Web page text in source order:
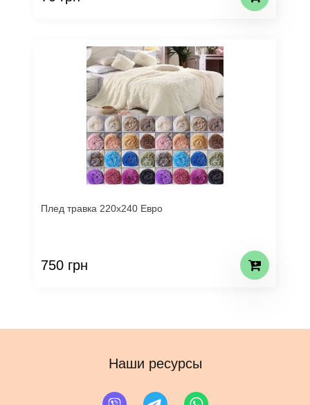
Плед травка 220х240 Евро
750 грн
Наши ресурсы